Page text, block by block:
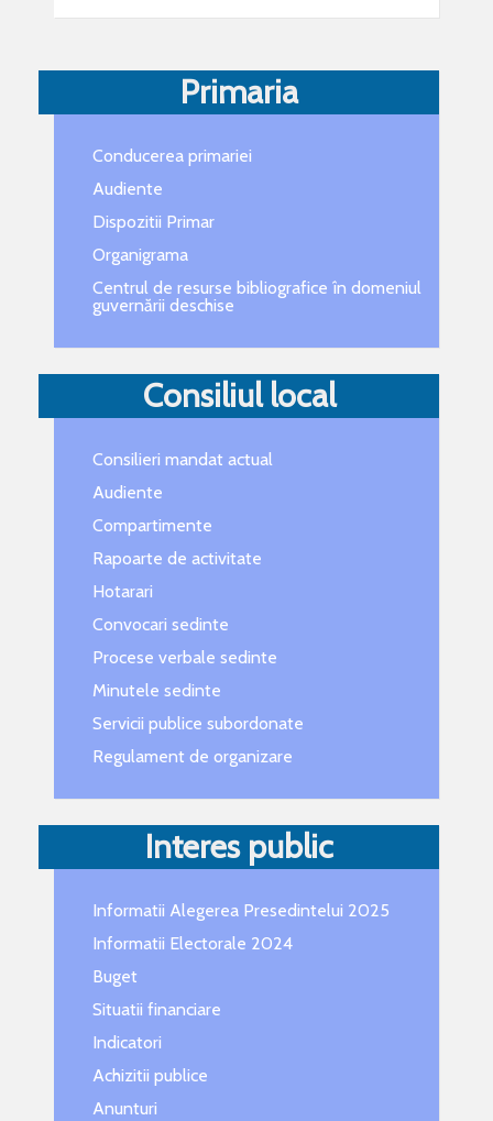
Primaria
Conducerea primariei
Audiente
Dispozitii Primar
Organigrama
Centrul de resurse bibliografice în domeniul
guvernării deschise
Consiliul local
Consilieri mandat actual
Audiente
Compartimente
Rapoarte de activitate
Hotarari
Convocari sedinte
Procese verbale sedinte
Minutele sedinte
Servicii publice subordonate
Regulament de organizare
Interes public
Informatii Alegerea Presedintelui 2025
Informatii Electorale 2024
Buget
Situatii financiare
Indicatori
Achizitii publice
Anunturi